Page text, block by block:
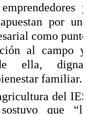
por
como
al campo
ella,
familiar.
del
que